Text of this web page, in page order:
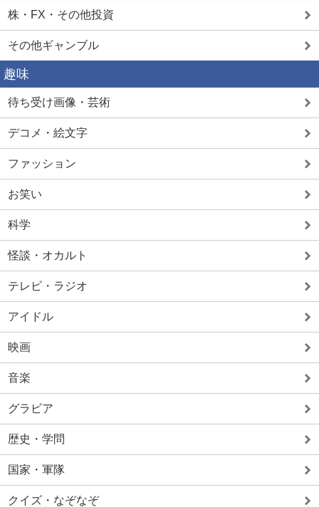
株・FX・その他投資
その他ギャンブル
趣味
待ち受け画像・芸術
デコメ・絵文字
ファッション
お笑い
科学
怪談・オカルト
テレビ・ラジオ
アイドル
映画
音楽
グラビア
歴史・学問
国家・軍隊
クイズ・なぞなぞ